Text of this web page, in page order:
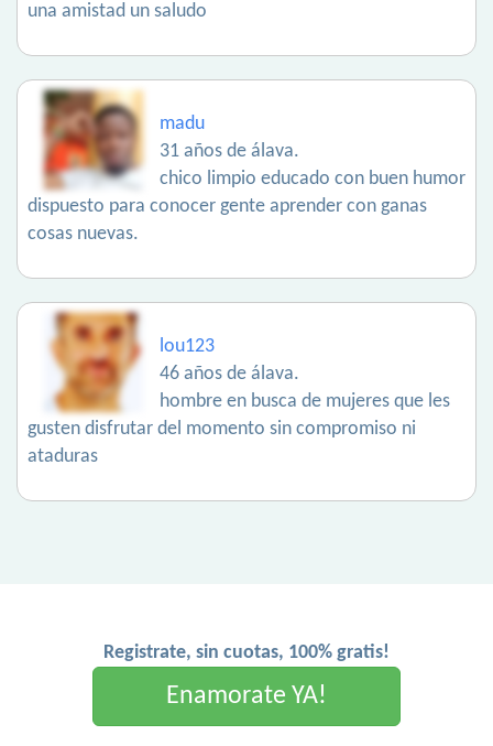
una amistad un saludo
madu
31 años de álava.
chico limpio educado con buen humor
dispuesto para conocer gente aprender con ganas
cosas nuevas.
lou123
46 años de álava.
hombre en busca de mujeres que les
gusten disfrutar del momento sin compromiso ni
ataduras
Registrate, sin cuotas, 100% gratis!
Enamorate YA!